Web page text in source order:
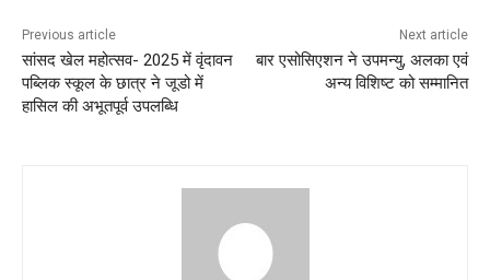
Previous article
सांसद खेल महोत्सव- 2025 में वृंदावन
पब्लिक स्कूल के छात्र ने जूडो में
हासिल की अभूतपूर्व उपलब्धि
Next article
बार एसोसिएशन ने उपमन्यु, अलका एवं
अन्य विशिष्ट को सम्मानित